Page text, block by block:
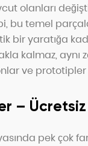
olanları
bu temel
bir yaratığa
kalmaz,
ve
–
pek çok